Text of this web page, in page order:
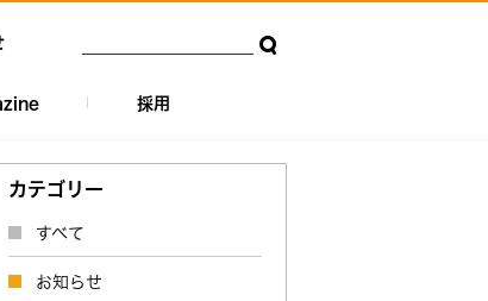
採用
カテゴリー
すべて
お知らせ